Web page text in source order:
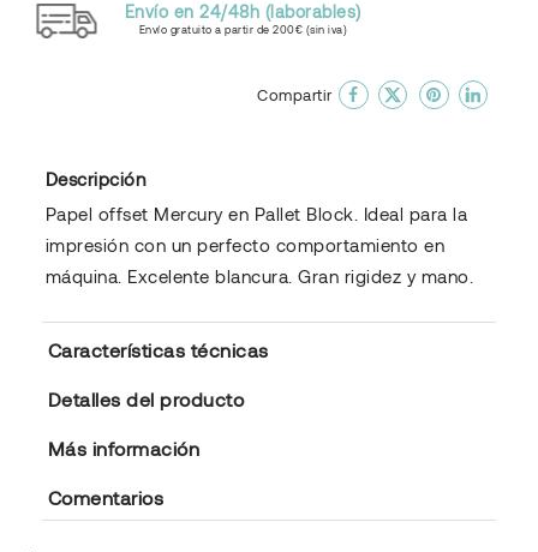
Envío en 24/48h (laborables)
Envío gratuito a partir de 200€ (sin iva)
Compartir
Descripción
Papel offset Mercury en Pallet Block. Ideal para la
impresión con un perfecto comportamiento en
máquina. Excelente blancura. Gran rigidez y mano.
Características técnicas
Detalles del producto
Más información
Comentarios